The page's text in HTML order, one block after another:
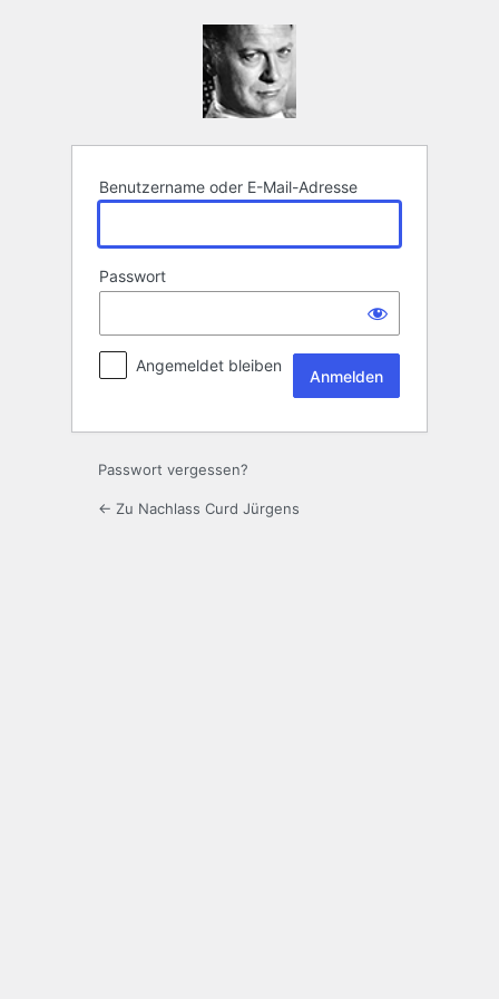
Benutzername oder E-Mail-Adresse
Passwort
Angemeldet bleiben
Passwort vergessen?
← Zu Nachlass Curd Jürgens